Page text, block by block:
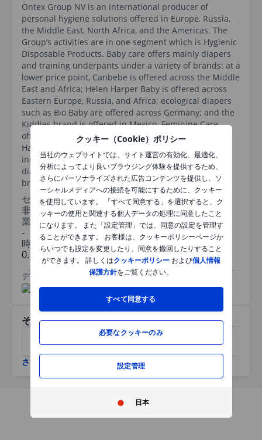
クッキー（Cookie）ポリシー
当社のウェブサイトでは、サイト運営の有効化、最適化、
分析によってより良いブラウジング体験を提供するため、
さらにパーソナライズされた広告コンテンツを提供し、ソ
ーシャルメディアへの接続を可能にするために、クッキー
を使用しています。 「すべて同意する」を選択すると、ク
ッキーの使用と関連する個人データの処理に同意したこと
になります。 また「設定管理」では、同意の設定を管理す
ることができます。 お客様は、クッキーポリシーページか
らいつでも設定を変更したり、同意を撤回したりすること
ができます。 詳しくはクッキーポリシー および個人情報
保護方針をご覧ください。
すべて同意する
必要なクッキーのみ
設定管理
日本
Ontex Group NV is an international producer of
personal hygiene solutions offered in Europe, Russia,
the Middle East, North Africa, and the Americas. The
Group’s activities are in one segment which is Hygienic
Disposable Products. Baby care offers mainly diapers
and training underpants under a variety of brands: at a
lower price point, Canbebe is offered across the Middle
East and Africa; Helen Harper Baby is offered across
Eastern Europe, Russia, and Africa; ecological diapers
such as Bio Baby are offered across Germany; and the
Kiddies brand is offered in Mexico. Feminine Care
offers towels, liners, and tampons under the Helen
Harper and Fiore brands. Adult Care offers
incontinence products, pull-up pants, and adult
diapers under the Serenity, Id, Canped and Euron
brands.
セクター
非耐久消費財
業種
-
時価総額
0.193993244bn
データ提供元 /
その他関連銘柄
Kinepolis Group SA
さらに表示